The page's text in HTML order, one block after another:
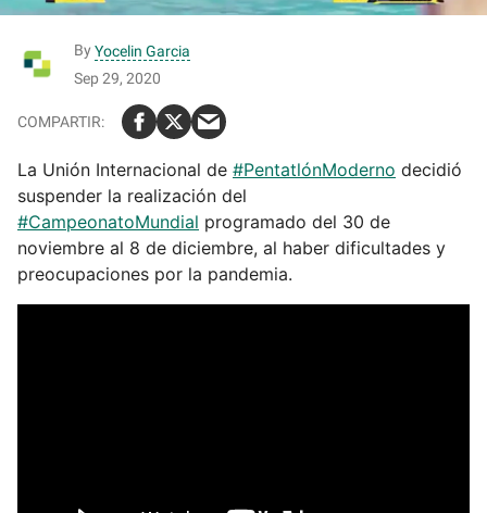
By Yocelin Garcia
Sep 29, 2020
La Unión Internacional de #PentatlónModerno decidió
suspender la realización del
#CampeonatoMundial programado del 30 de
noviembre al 8 de diciembre, al haber dificultades y
preocupaciones por la pandemia.